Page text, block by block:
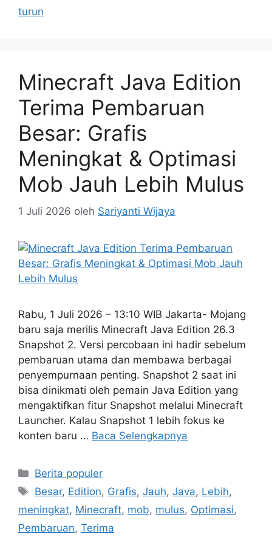
turun
Minecraft Java Edition
Terima Pembaruan
Besar: Grafis
Meningkat & Optimasi
Mob Jauh Lebih Mulus
1 Juli 2026 oleh Sariyanti Wijaya
Rabu, 1 Juli 2026 – 13:10 WIB Jakarta- Mojang
baru saja merilis Minecraft Java Edition 26.3
Snapshot 2. Versi percobaan ini hadir sebelum
pembaruan utama dan membawa berbagai
penyempurnaan penting. Snapshot 2 saat ini
bisa dinikmati oleh pemain Java Edition yang
mengaktifkan fitur Snapshot melalui Minecraft
Launcher. Kalau Snapshot 1 lebih fokus ke
konten baru … Baca Selengkapnya
Kategori
Berita populer
Tag
Besar, Edition, Grafis,Jauh,Java, Lebih,
meningkat, Minecraft, mob, mulus, Optimasi,
Pembaruan, Terima